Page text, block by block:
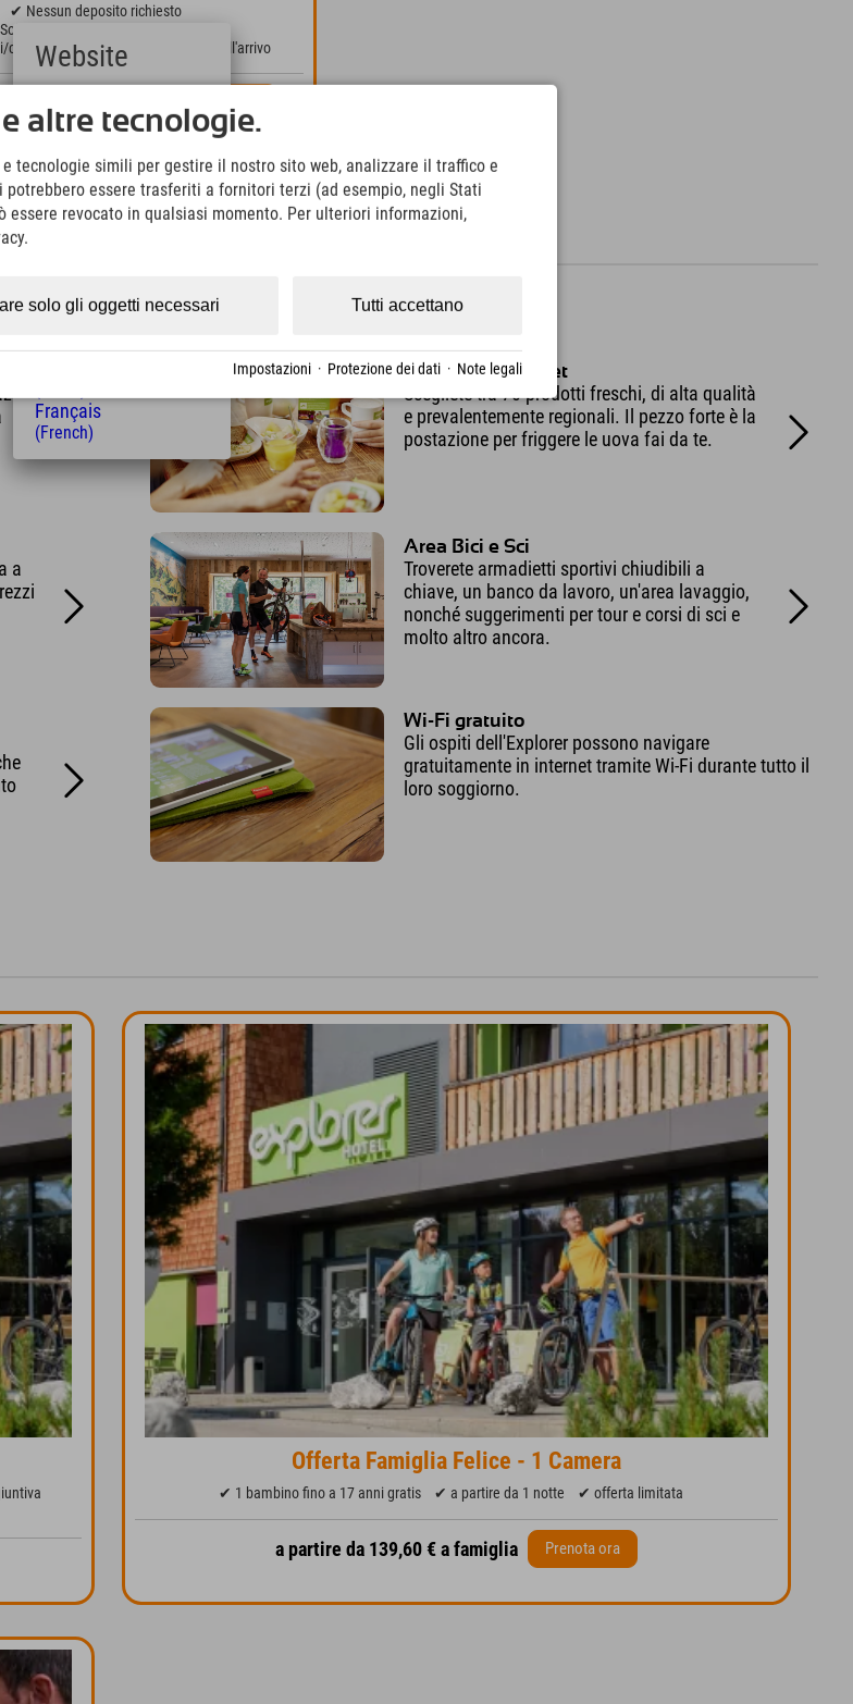
✔ Nessun deposito richiesto
una commissione del 10% per
cancellazioni fino a 3 giorni prima dell'arrivo
79,80 € a persona Prenota ora
singolarmente, i servizi inclusi sono sempre inclusi!
Colazione a buffet
Scegliete tra 70 prodotti freschi, di alta qualità
e prevalentemente regionali. Il pezzo forte è la
postazione per friggere le uova fai da te.
a
Area Bici e Sci
Troverete armadietti sportivi chiudibili a
chiave, un banco da lavoro, un'area lavaggio,
nonché suggerimenti per tour e corsi di sci e
molto altro ancora.
Wi-Fi gratuito
Gli ospiti dell'Explorer possono navigare
gratuitamente in internet tramite Wi-Fi durante tutto il
loro soggiorno.
Offerta Famiglia Felice - 1 Camera
✔ 1 bambino fino a 17 anni gratis ✔ a partire da 1 notte ✔ offerta limitata
a partire da 139,60 € a famiglia Prenota ora
altre tecnologie.
tecnologie simili per gestire il nostro sito web, analizzare il traffico e
essere trasferiti a fornitori terzi (ad esempio, negli Stati
essere revocato in qualsiasi momento. Per ulteriori informazioni,
Tutti accettano
solo gli oggetti necessari
Impostazioni · Protezione dei dati · Note legali
Website
Deutsch
(German)
(English)
Italiano
(Italian)
(Polish)
(Hungarian)
Français
(French)